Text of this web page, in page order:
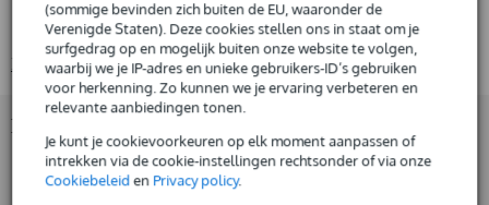
(sommige bevinden zich buiten de EU, waaronder de
Verenigde Staten). Deze cookies stellen ons in staat om je
surfgedrag op en mogelijk buiten onze website te volgen,
waarbij we je IP-adres en unieke gebruikers-ID’s gebruiken
voor herkenning. Zo kunnen we je ervaring verbeteren en
relevante aanbiedingen tonen.
Je kunt je cookievoorkeuren op elk moment aanpassen of
intrekken via de cookie-instellingen rechtsonder of via onze
Cookiebeleiden Privacy policy.
diafragma: 21 Micron PET
Bekijk alle productspecificaties
Bekijk ook eens (2)